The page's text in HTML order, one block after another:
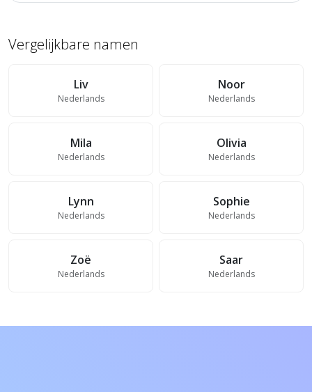
Vergelijkbare namen
Liv
Nederlands
Noor
Nederlands
Mila
Nederlands
Olivia
Nederlands
Lynn
Nederlands
Sophie
Nederlands
Zoë
Nederlands
Saar
Nederlands